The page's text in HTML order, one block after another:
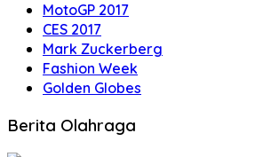
MotoGP 2017
CES 2017
Mark Zuckerberg
Fashion Week
Golden Globes
Berita Olahraga